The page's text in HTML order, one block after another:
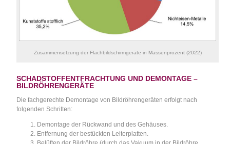
Zusammensetzung der Flachbildschirmgeräte in Massenprozent (2022)
SCHADSTOFFENTFRACHTUNG UND DEMONTAGE –
BILDRÖHRENGERÄTE
Die fachgerechte Demontage von Bildröhrengeräten erfolgt nach
folgenden Schritten:
Demontage der Rückwand und des Gehäuses.
Entfernung der bestückten Leiterplatten.